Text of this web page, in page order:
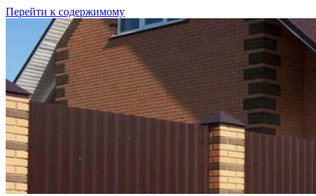
Перейти к содержимому